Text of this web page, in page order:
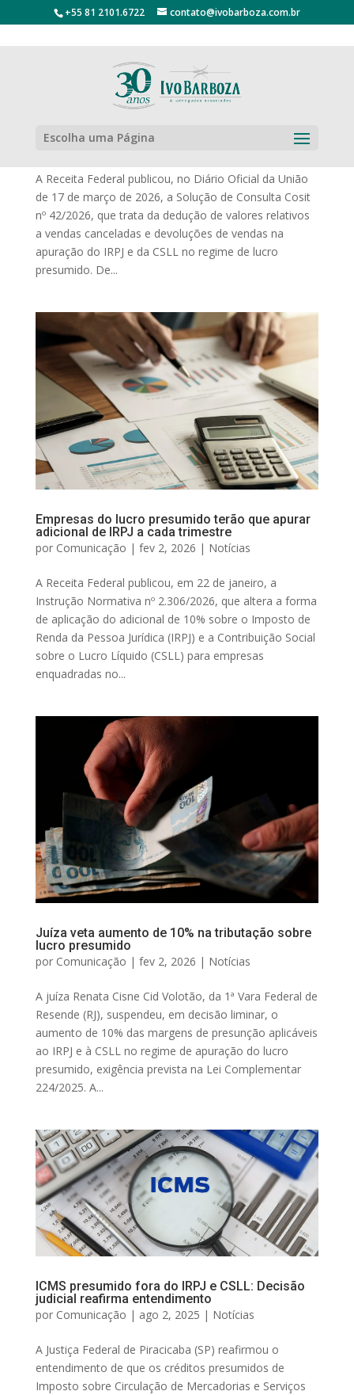
+55 81 2101.6722 contato@ivobarboza.com.br
Escolha uma Página
porComunicação|abr 8, 2026
A Receita Federal publicou, no Diário Oficial da União
de 17 de março de 2026, a Solução de Consulta Cosit
nº 42/2026, que trata da dedução de valores relativos
a vendas canceladas e devoluções de vendas na
apuração do IRPJ e da CSLL no regime de lucro
presumido. De...
Empresas do lucro presumido terão que apurar
adicional de IRPJ a cada trimestre
por Comunicação | fev 2, 2026 | Notícias
A Receita Federal publicou, em 22 de janeiro, a
Instrução Normativa nº 2.306/2026, que altera a forma
de aplicação do adicional de 10% sobre o Imposto de
Renda da Pessoa Jurídica (IRPJ) e a Contribuição Social
sobre o Lucro Líquido (CSLL) para empresas
enquadradas no...
Juíza veta aumento de 10% na tributação sobre
lucro presumido
por Comunicação | fev 2, 2026 | Notícias
A juíza Renata Cisne Cid Volotão, da 1ª Vara Federal de
Resende (RJ), suspendeu, em decisão liminar, o
aumento de 10% das margens de presunção aplicáveis
ao IRPJ e à CSLL no regime de apuração do lucro
presumido, exigência prevista na Lei Complementar
224/2025. A...
ICMS presumido fora do IRPJ e CSLL: Decisão
judicial reafirma entendimento
por Comunicação | ago 2, 2025 | Notícias
A Justiça Federal de Piracicaba (SP) reafirmou o
entendimento de que os créditos presumidos de
Imposto sobre Circulação de Mercadorias e Serviços